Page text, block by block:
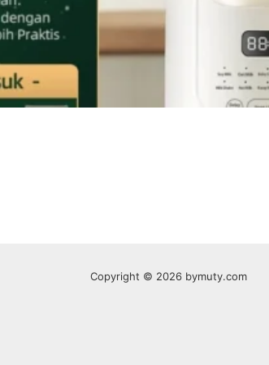
Copyright © 2026 bymuty.com